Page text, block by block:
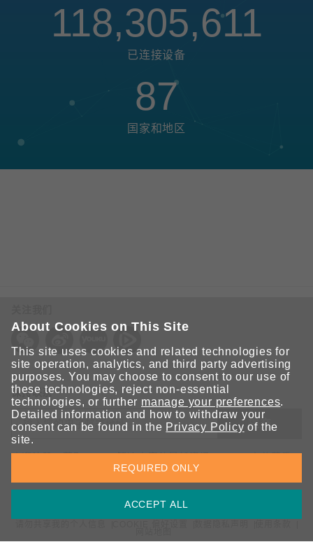
118,305,611
已连接设备
87
国家和地区
保持联系
提交
欢迎注册，获取 Moxa 解决方案的最新资讯。Moxa 充分尊重
您的隐私，绝不会透露您的邮箱信息。
About Cookies on This Site
This site uses cookies and related technologies for
site operation, analytics, and third party advertising
purposes. You may choose to consent to our use of
these technologies, reject non-essential
technologies, or further manage your preferences.
Detailed information and how to withdraw your
consent can be found in the Privacy Policy of the
site.
ACCEPT ALL
REQUIRED ONLY